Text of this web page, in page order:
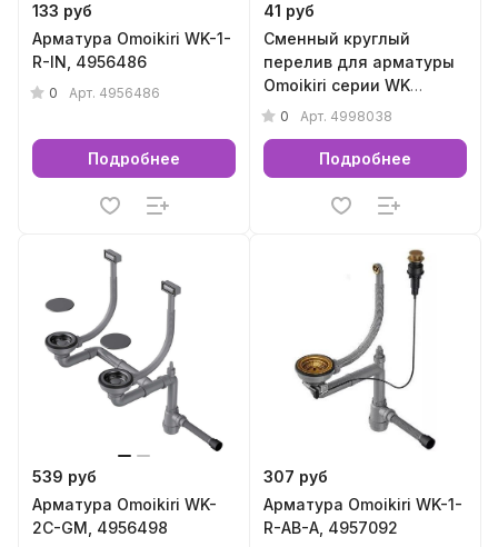
133 руб
Арматура Omoikiri WK-1-
R-IN, 4956486
0 Арт. 4956486
Подробнее
41 руб
Сменный круглый
перелив для арматуры
Omoikiri серии WK
(вороненая сталь),
0 Арт. 4998038
Подробнее
539 руб
Арматура Omoikiri WK-
2C-GM, 4956498
307 руб
Арматура Omoikiri WK-1-
R-AB-A, 4957092